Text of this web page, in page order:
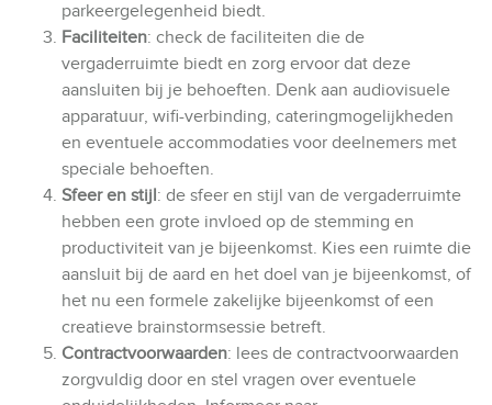
parkeergelegenheid biedt.
Faciliteiten: check de faciliteiten die de
vergaderruimte biedt en zorg ervoor dat deze
aansluiten bij je behoeften. Denk aan audiovisuele
apparatuur, wifi-verbinding, cateringmogelijkheden
en eventuele accommodaties voor deelnemers met
speciale behoeften.
Sfeer en stijl: de sfeer en stijl van de vergaderruimte
hebben een grote invloed op de stemming en
productiviteit van je bijeenkomst. Kies een ruimte die
aansluit bij de aard en het doel van je bijeenkomst, of
het nu een formele zakelijke bijeenkomst of een
creatieve brainstormsessie betreft.
Contractvoorwaarden: lees de contractvoorwaarden
zorgvuldig door en stel vragen over eventuele